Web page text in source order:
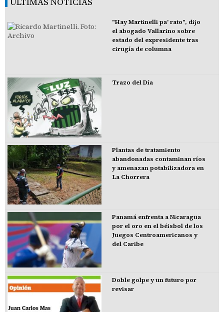
"Hay Martinelli pa' rato", dijo
el abogado Vallarino sobre
estado del expresidente tras
cirugía de columna
Trazo del Día
Plantas de tratamiento
abandonadas contaminan ríos
y amenazan potabilizadora en
La Chorrera
Panamá enfrenta a Nicaragua
por el oro en el béisbol de los
Juegos Centroamericanos y
del Caribe
Doble golpe y un futuro por
revisar